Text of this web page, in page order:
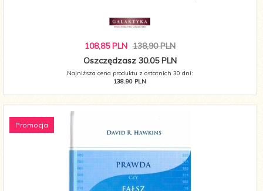
108,85 PLN 138,90 PLN
Oszczędzasz 30.05 PLN
Najniższa cena produktu z ostatnich 30 dni:
138.90 PLN
Promocja